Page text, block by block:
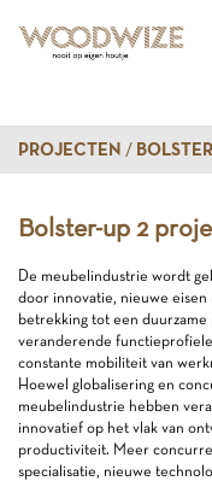
PROJECTEN
Bolster-up 2
De meubelindustrie wordt
door innovatie, nieuwe eisen
betrekking tot een duurzame
veranderende
constante mobiliteit van
Hoewel globalisering en
meubelindustrie hebben
innovatief op het vlak van
productiviteit. Meer
specialisatie, nieuwe